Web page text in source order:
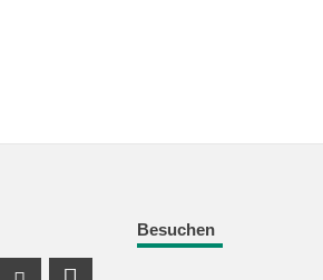
Besuchen